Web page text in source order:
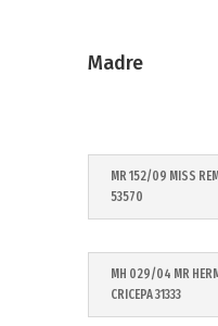
Madre
MR 152/09 MISS
53570
MH 029/04 MR
CRICEPA 31333